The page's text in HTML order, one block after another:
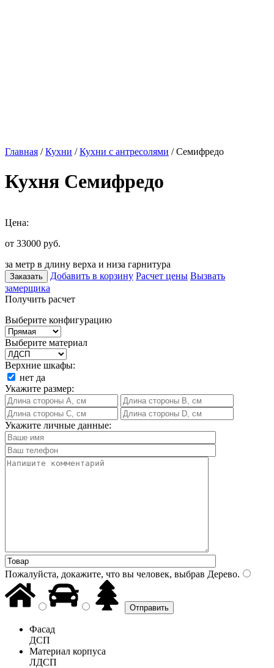
Главная /Кухни /Кухни с антресолями / Семифредо
Кухня Семифредо
Цена:
от 33000 руб.
за метр в длину верха и низа гарнитура
Заказать Добавить в корзину Расчет цены Вызвать
замерщика
Получить расчет
Выберите конфигурацию
Выберите материал
Верхние шкафы:
нет да
Укажите размер:
Укажите личные данные:
Пожалуйста, докажите, что вы человек, выбрав Дерево.
Фасад
ДСП
Материал корпуса
ЛДСП